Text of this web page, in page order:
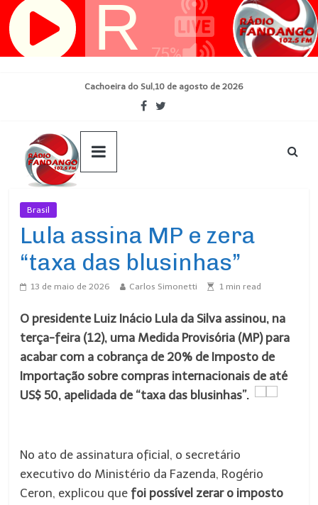
Pular
para
Cachoeira do Sul,10 de agosto de 2026
Brasil
Lula assina MP e zera
“taxa das blusinhas”
13 de maio de 2026 Carlos Simonetti 1 min read
O presidente Luiz Inácio Lula da Silva assinou, na
terça-feira (12), uma Medida Provisória (MP) para
acabar com a cobrança de 20% de Imposto de
Importação sobre compras internacionais de até
US$ 50, apelidada de “taxa das blusinhas”.
No ato de assinatura oficial, o secretário
executivo do Ministério da Fazenda, Rogério
Ceron, explicou que foi possível zerar o imposto